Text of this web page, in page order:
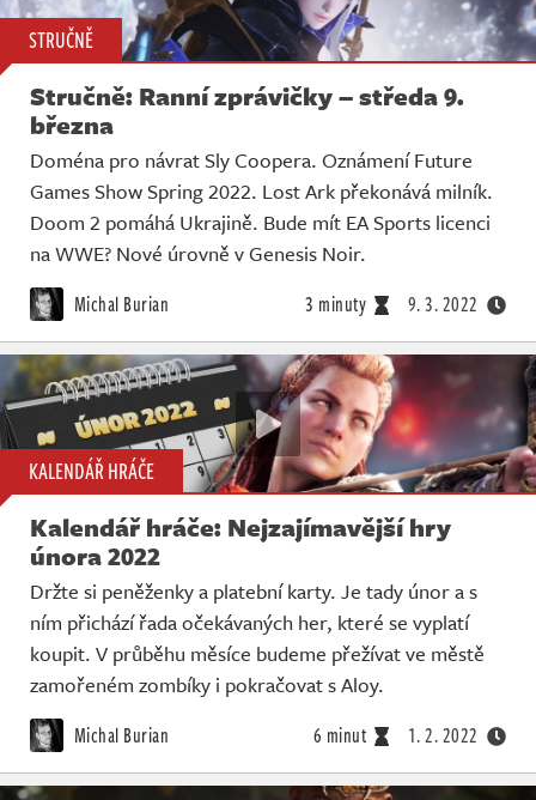
STRUČNĚ
Stručně: Ranní zprávičky – středa 9.
března
Doména pro návrat Sly Coopera. Oznámení Future
Games Show Spring 2022. Lost Ark překonává milník.
Doom 2 pomáhá Ukrajině. Bude mít EA Sports licenci
na WWE? Nové úrovně v Genesis Noir.
Michal Burian 3 minuty 9. 3. 2022
KALENDÁŘ HRÁČE
Kalendář hráče: Nejzajímavější hry
února 2022
Držte si peněženky a platební karty. Je tady únor a s
ním přichází řada očekávaných her, které se vyplatí
koupit. V průběhu měsíce budeme přežívat ve městě
zamořeném zombíky i pokračovat s Aloy.
Michal Burian 6 minut 1. 2. 2022